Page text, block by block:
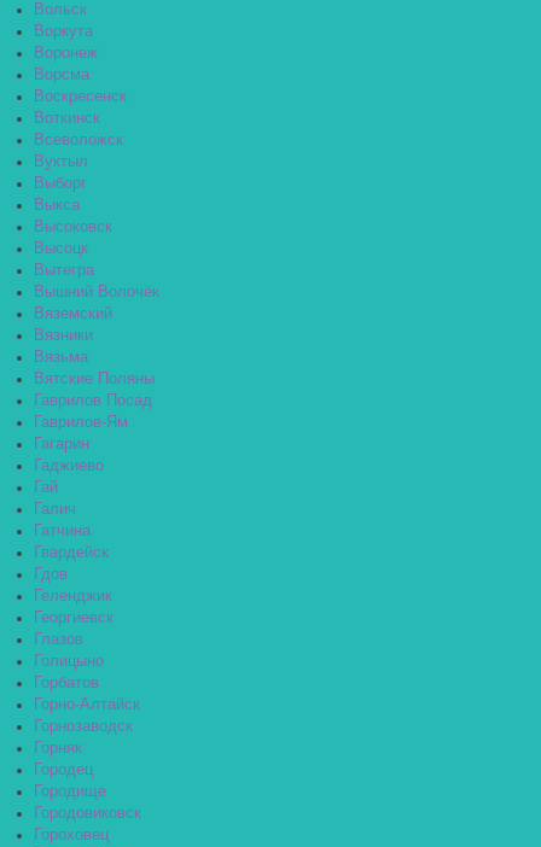
Вольск
Воркута
Воронеж
Ворсма
Воскресенск
Воткинск
Всеволожск
Вуктыл
Выборг
Выкса
Высоковск
Высоцк
Вытегра
Вышний Волочёк
Вяземский
Вязники
Вязьма
Вятские Поляны
Гаврилов Посад
Гаврилов-Ям
Гагарин
Гаджиево
Гай
Галич
Гатчина
Гвардейск
Гдов
Геленджик
Георгиевск
Глазов
Голицыно
Горбатов
Горно-Алтайск
Горнозаводск
Горняк
Городец
Городище
Городовиковск
Гороховец